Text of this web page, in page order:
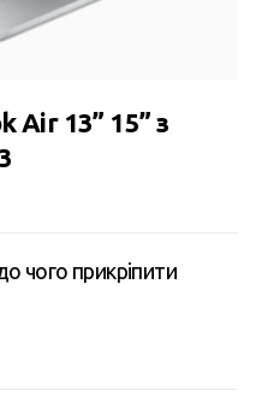
Air 13” 15” з
чого прикріпити